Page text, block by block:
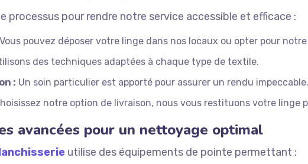
processus pour rendre notre service accessible et efficace :
Vous pouvez déposer votre linge dans nos locaux ou opter pour
des techniques adaptées à chaque type de textile.
: Un soin particulier est apporté pour assurer un rendu impeccable.
notre option de livraison, nous vous restituons votre linge
avancées pour un nettoyage optimal
utilise des équipements de pointe permettant :